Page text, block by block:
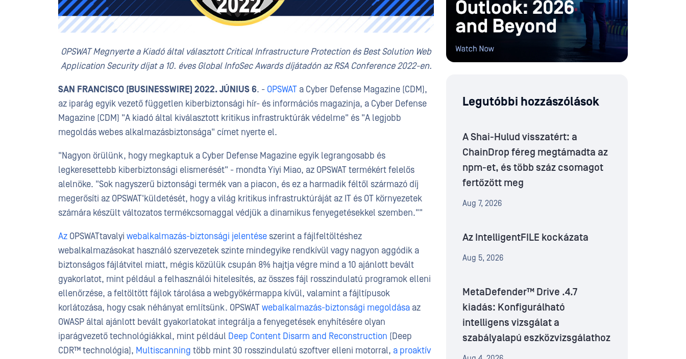
OPSWAT Megnyerte a Kiadó által választott Critical Infrastructure Protection és Best Solution Web
Application Security díjat a 10. éves Global InfoSec Awards díjátadón az RSA Conference 2022-en.
SAN FRANCISCO (BUSINESSWIRE) 2022. JÚNIUS 6. - OPSWAT a Cyber Defense Magazine (CDM),
az iparág egyik vezető független kiberbiztonsági hír- és információs magazinja, a Cyber Defense
Magazine (CDM) "A kiadó által kiválasztott kritikus infrastruktúrák védelme" és "A legjobb
megoldás webes alkalmazásbiztonsága" címet nyerte el.
"Nagyon örülünk, hogy megkaptuk a Cyber Defense Magazine egyik legrangosabb és
legkeresettebb kiberbiztonsági elismerését" - mondta Yiyi Miao, az OPSWAT termékért felelős
alelnöke. "Sok nagyszerű biztonsági termék van a piacon, és ez a harmadik féltől származó díj
megerősíti az OPSWAT'küldetését, hogy a világ kritikus infrastruktúráját az IT és OT környezetek
számára készült változatos termékcsomaggal védjük a dinamikus fenyegetésekkel szemben.""
Az OPSWATtavalyi webalkalmazás-biztonsági jelentéseszerint a fájlfeltöltéshez
webalkalmazásokat használó szervezetek szinte mindegyike rendkívül vagy nagyon aggódik a
biztonságos fájlátvitel miatt, mégis közülük csupán 8% hajtja végre mind a 10 ajánlott bevált
gyakorlatot, mint például a felhasználói hitelesítés, az összes fájl rosszindulatú programok elleni
ellenőrzése, a feltöltött fájlok tárolása a webgyökérmappa kívül, valamint a fájltípusok
korlátozása, hogy csak néhányat említsünk. OPSWATwebalkalmazás-biztonsági megoldása az
OWASP által ajánlott bevált gyakorlatokat integrálja a fenyegetések enyhítésére olyan
iparágvezető technológiákkal, mint például Deep Content Disarm and Reconstruction (Deep
CDR™ technológia), Multiscanning több mint 30 rosszindulatú szoftver elleni motorral, a proaktív
Legutóbbi hozzászólások
A Shai-Hulud visszatért: a
ChainDrop féreg megtámadta az
npm-et, és több száz csomagot
fertőzött meg
Aug 7, 2026
Az IntelligentFILE kockázata
Aug 5, 2026
MetaDefender™ Drive .4.7
kiadás: Konfigurálható
intelligens vizsgálat a
szabályalapú eszközvizsgálathoz